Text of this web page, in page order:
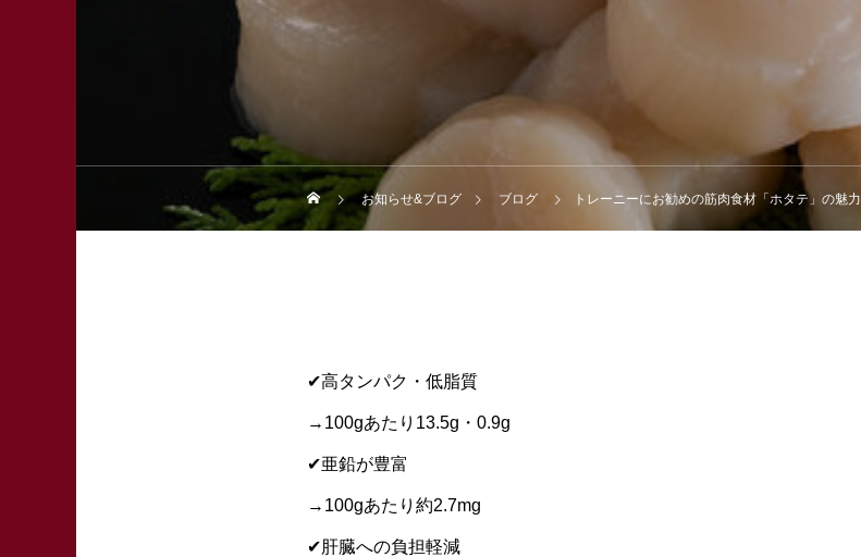
お知らせ&ブログ ブログ トレーニーにお勧めの筋肉食材「ホタテ」の魅力
✔︎高タンパク・低脂質
→100gあたり13.5g・0.9g
✔︎亜鉛が豊富
→100gあたり約2.7mg
✔︎肝臓への負担軽減